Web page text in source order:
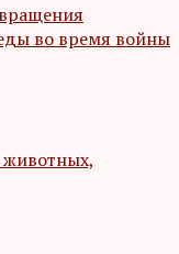
во время войны